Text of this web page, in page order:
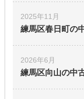
購入TOP
条件から探す
学区から探す
住宅ローン控除シミュレー
新築戸建て
マンション
2025年11月
練馬区春日町の
2026年6月
練馬区向山の中